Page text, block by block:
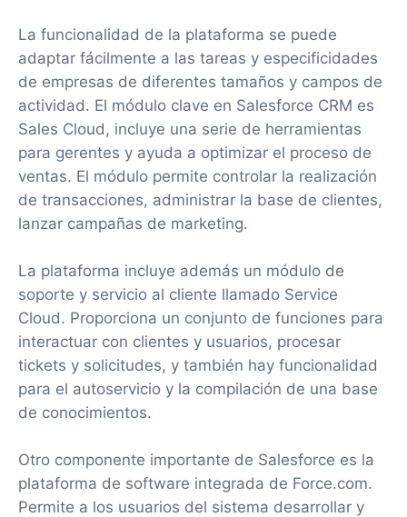
La funcionalidad de la plataforma se puede
adaptar fácilmente a las tareas y especificidades
de empresas de diferentes tamaños y campos de
actividad. El módulo clave en Salesforce CRM es
Sales Cloud, incluye una serie de herramientas
para gerentes y ayuda a optimizar el proceso de
ventas. El módulo permite controlar la realización
de transacciones, administrar la base de clientes,
lanzar campañas de marketing.
La plataforma incluye además un módulo de
soporte y servicio al cliente llamado Service
Cloud. Proporciona un conjunto de funciones para
interactuar con clientes y usuarios, procesar
tickets y solicitudes, y también hay funcionalidad
para el autoservicio y la compilación de una base
de conocimientos.
Otro componente importante de Salesforce es la
plataforma de software integrada de Force.com.
Permite a los usuarios del sistema desarrollar y